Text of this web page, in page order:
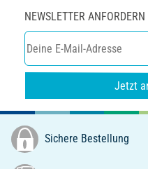
NEWSLETTER
Jetzt
Sichere Bestellung